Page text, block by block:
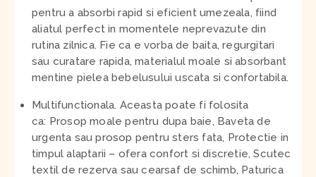
pentru a absorbi rapid si eficient umezeala, fiind
aliatul perfect in momentele neprevazute din
rutina zilnica. Fie ca e vorba de baita, regurgitari
sau curatare rapida, materialul moale si absorbant
mentine pielea bebelusului uscata si confortabila.
Multifunctionala. Aceasta poate fi folosita
ca: Prosop moale pentru dupa baie, Baveta de
urgenta sau prosop pentru sters fata, Protectie in
timpul alaptarii – ofera confort si discretie, Scutec
textil de rezerva sau cearsaf de schimb, Paturica